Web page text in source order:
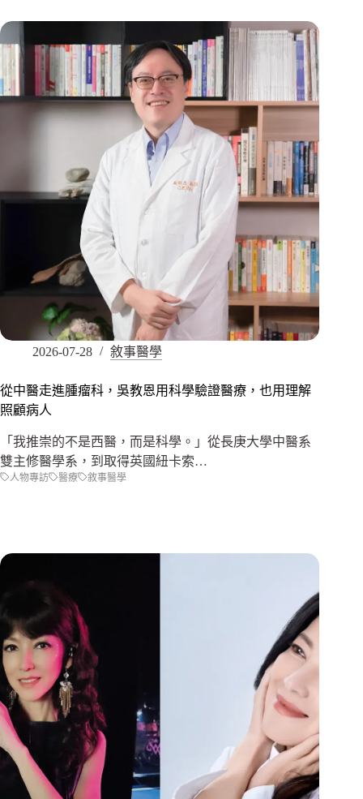
2026-07-28 敘事醫學
從中醫走進腫瘤科，吳教恩用科學驗證醫療，也用理解
照顧病人
「我推崇的不是西醫，而是科學。」從長庚大學中醫系
雙主修醫學系，到取得英國紐卡索…
人物專訪 醫療 敘事醫學